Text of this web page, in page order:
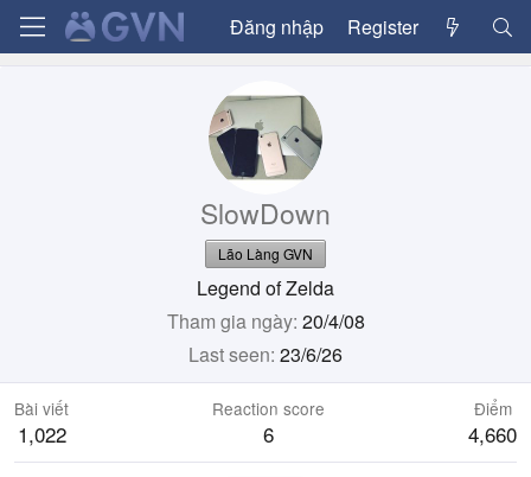
Đăng nhập Register
SlowDown
Lão Làng GVN
Legend of Zelda
Tham gia ngày 20/4/08
Last seen 23/6/26
Bài viết
1,022
Reaction score
6
Điểm
4,660